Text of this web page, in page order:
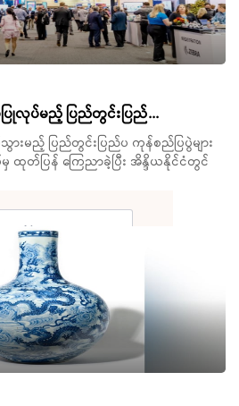
ပြုလုပ်မည့် ပြည်တွင်းပြည်...
းမည့် ပြည်တွင်းပြည်ပ ကုန်စည်ပြပွဲများ
တ်ပြန်‌ ကြေညာခဲ့ပြီး အိန္ဒိယနိုင်ငံတွင်